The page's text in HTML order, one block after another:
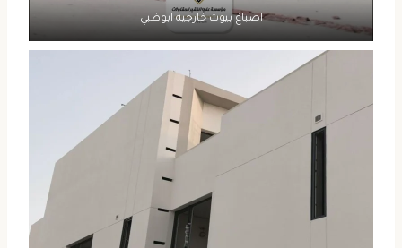
اصباغ بيوت خارجيه ابوظبي